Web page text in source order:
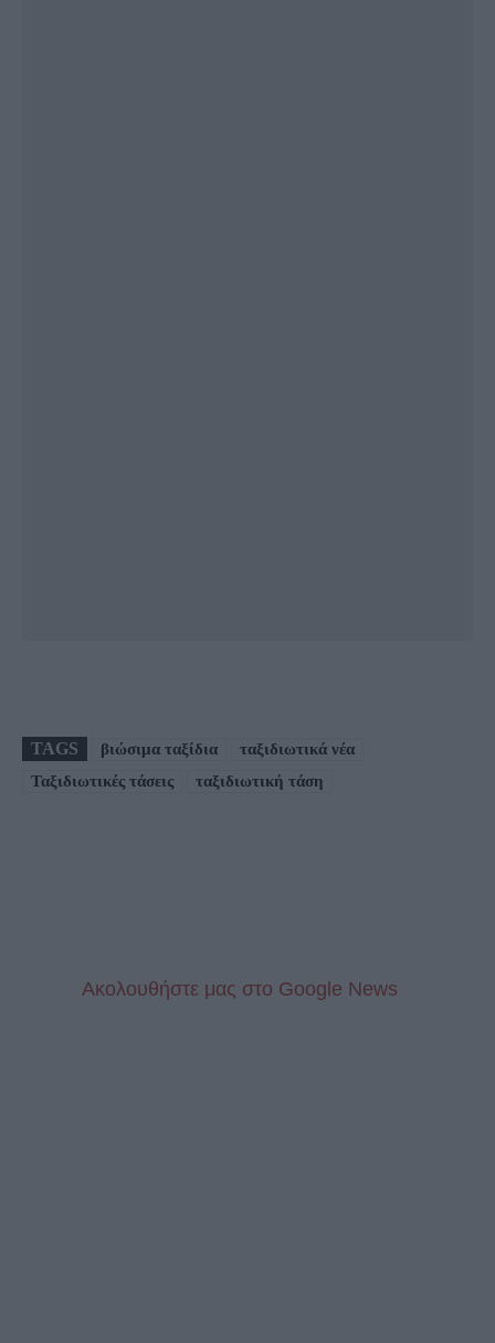
TAGS βιώσιμα ταξίδια
ταξιδιωτικά νέα
Ταξιδιωτικές τάσεις
ταξιδιωτική τάση
Aκολουθήστε μας στo Google News